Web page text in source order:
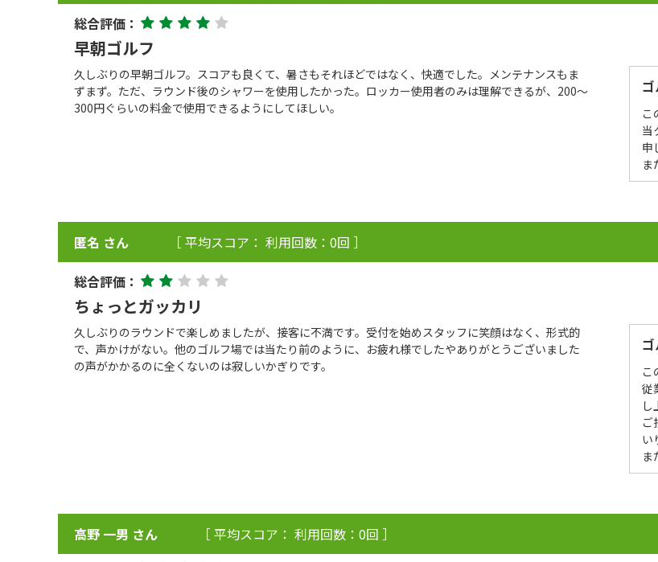
総合評価：
早朝ゴルフ
久しぶりの早朝ゴルフ。スコアも良くて、暑さもそれほどではなく、快適でした。メンテナンスもま
ずまず。ただ、ラウンド後のシャワーを使用したかった。ロッカー使用者のみは理解できるが、200〜
300円ぐらいの料金で使用できるようにしてほしい。
こ
当
申
ま
匿名 さん ［ 平均スコア： 利用回数：0回 ］
総合評価：
ちょっとガッカリ
久しぶりのラウンドで楽しめましたが、接客に不満です。受付を始めスタッフに笑顔はなく、形式的
で、声かけがない。他のゴルフ場では当たり前のように、お疲れ様でしたやありがとうございました
の声がかかるのに全くないのは寂しいかぎりです。
こ
従
し
ご
い
ま
高野 一男 さん ［ 平均スコア： 利用回数：0回 ］